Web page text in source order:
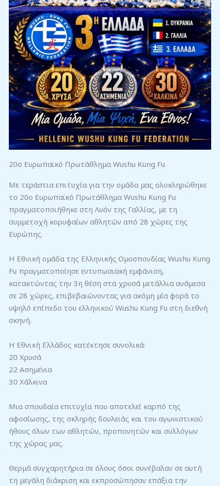
20ο Ευρωπαϊκό Πρωτάθλημα Wushu Kung Fu
Με τεράστια επιτυχία για την ομάδα μας ολοκληρώθηκε
το 20ο Ευρωπαϊκό Πρωτάθλημα Wushu Kung Fu
πραγματοποιήθηκε στη Λυόν της Γαλλίας, με τη
συμμετοχή κορυφαίων αθλητών από 28 χώρες της
Ευρώπης.
Η Εθνική ομάδα της Ελληνικής Ομοσπονδίας Wushu Kung
Fu πραγματοποίησε εντυπωσιακή εμφάνιση,
κατακτώντας την 3η θέση στα χρυσά μετάλλια ανάμεσα
σε 28 χώρες, επιβεβαιώνοντας για ακόμη μία φορά το
υψηλό επίπεδο του ελληνικού Wushu Kung Fu στη διεθνή
σκηνή.
Η Εθνική Ελλάδος κατέκτησε συνολικά:
20 Χρυσά
22 Ασημένια
30 Χάλκινα
Μια σπουδαία επιτυχία που αποτελεί καρπό της
αφοσίωσης, της σκληρής δουλειάς και του αγωνιστικού
ήθους όλων των αθλητών, προπονητών και συλλόγων
της χώρας μας.
Θερμά συγχαρητήρια σε όλους όσοι συνέβαλαν σε αυτή
τη μεγάλη διάκριση και εκπροσώπησαν επάξια την